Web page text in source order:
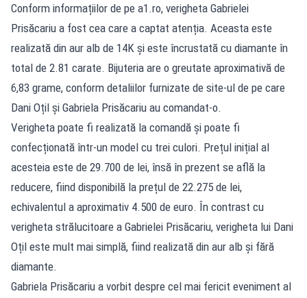
Conform informațiilor de pe a1.ro, verigheta Gabrielei
Prisăcariu a fost cea care a captat atenția. Aceasta este
realizată din aur alb de 14K și este încrustată cu diamante în
total de 2.81 carate. Bijuteria are o greutate aproximativă de
6,83 grame, conform detaliilor furnizate de site-ul de pe care
Dani Oțil și Gabriela Prisăcariu au comandat-o.
Verigheta poate fi realizată la comandă și poate fi
confecționată într-un model cu trei culori. Prețul inițial al
acesteia este de 29.700 de lei, însă în prezent se află la
reducere, fiind disponibilă la prețul de 22.275 de lei,
echivalentul a aproximativ 4.500 de euro. În contrast cu
verigheta strălucitoare a Gabrielei Prisăcariu, verigheta lui Dani
Oțil este mult mai simplă, fiind realizată din aur alb și fără
diamante.
Gabriela Prisăcariu a vorbit despre cel mai fericit eveniment al